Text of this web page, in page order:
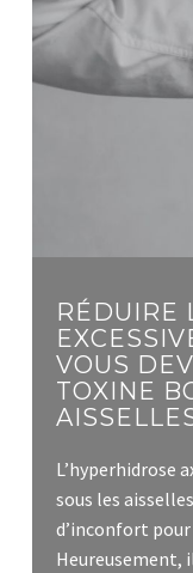
RÉDUIRE
VOUS
TOXINE
L’hyperhidrose
sous les
d’inconfort
Heureusement,